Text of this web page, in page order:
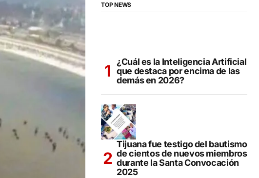
TOP NEWS
¿Cuál es la Inteligencia Artificial
que destaca por encima de las
demás en 2026?
Tijuana fue testigo del bautismo
de cientos de nuevos miembros
durante la Santa Convocación
2025